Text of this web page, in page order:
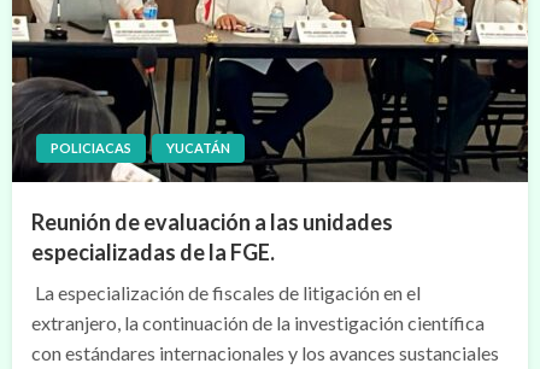
POLICIACAS YUCATÁN
Reunión de evaluación a las unidades
especializadas de la FGE.
La especialización de fiscales de litigación en el
extranjero, la continuación de la investigación científica
con estándares internacionales y los avances sustanciales